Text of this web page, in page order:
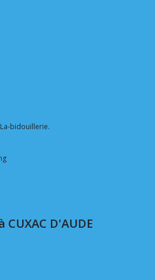
bidouillerie.
CUXAC D'AUDE